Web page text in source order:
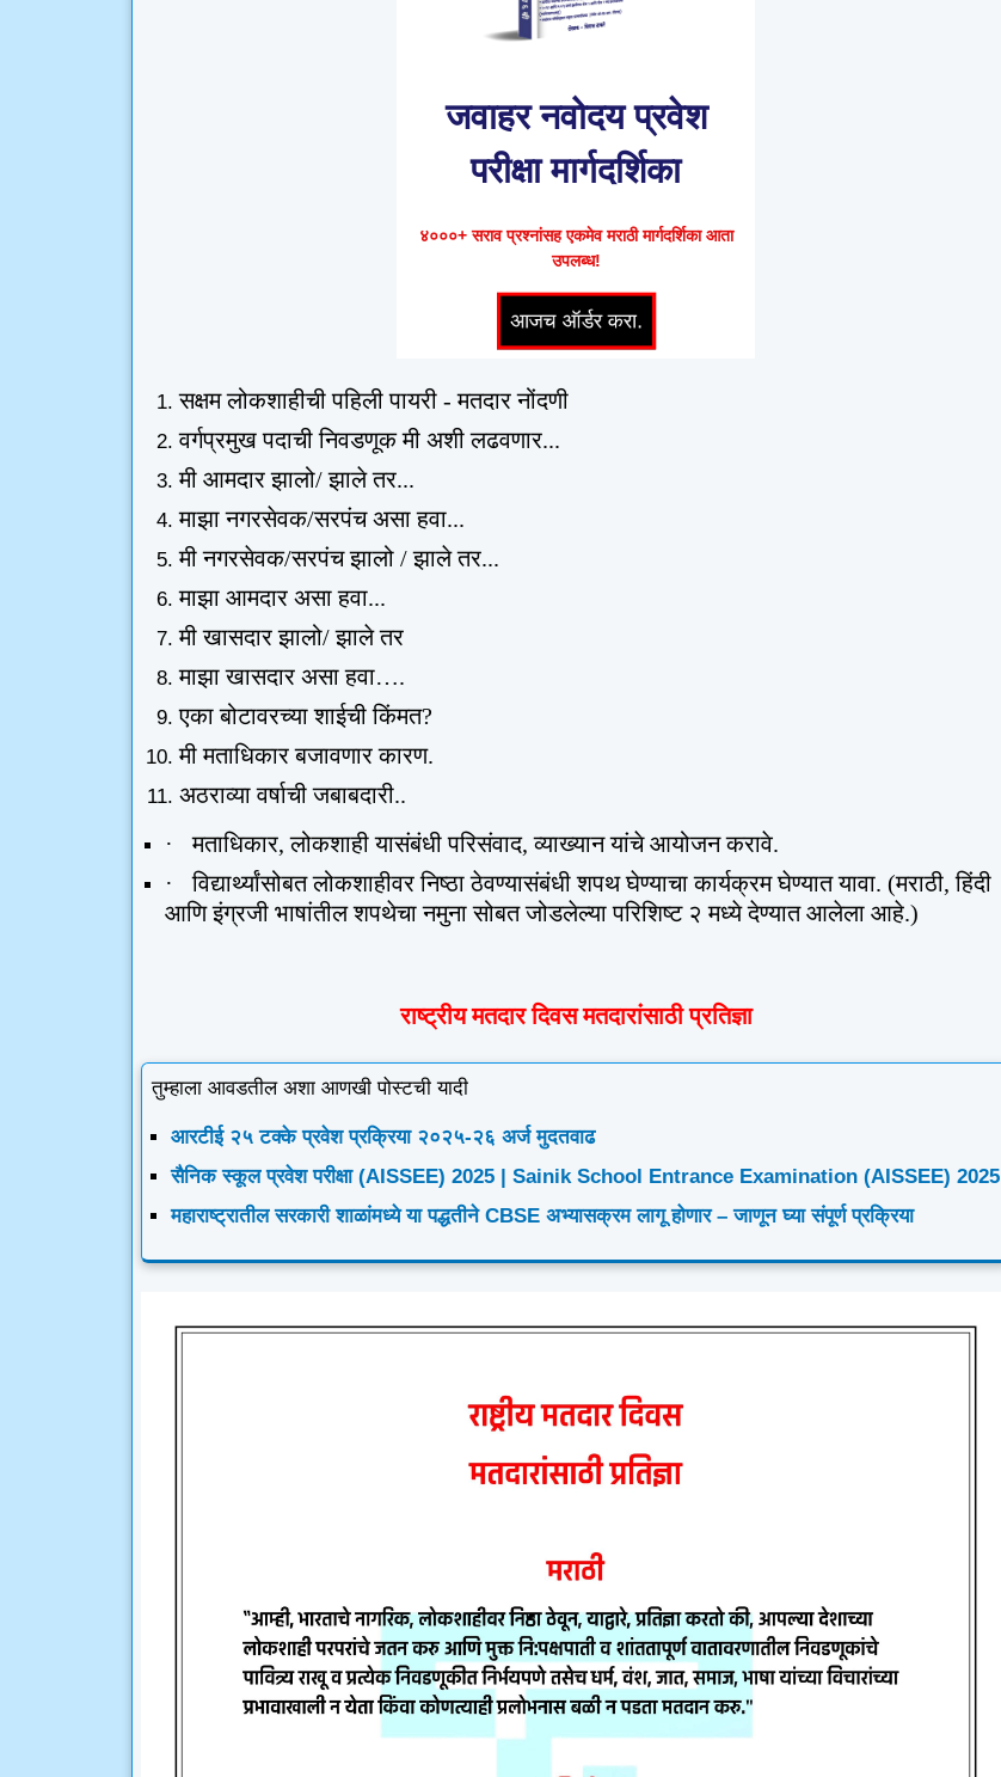
जवाहर नवोदय प्रवेश
परीक्षा मार्गदर्शिका
४०००+ सराव प्रश्नांसह एकमेव मराठी मार्गदर्शिका आता
उपलब्ध!
सक्षम लोकशाहीची पहिली पायरी - मतदार नोंदणी
वर्गप्रमुख पदाची निवडणूक मी अशी लढवणार...
मी आमदार झालो/ झाले तर...
माझा नगरसेवक/सरपंच असा हवा...
मी नगरसेवक/सरपंच झालो / झाले तर...
माझा आमदार असा हवा...
मी खासदार झालो/ झाले तर
माझा खासदार असा हवा….
एका बोटावरच्या शाईची किंमत?
मी मताधिकार बजावणार कारण.
अठराव्या वर्षाची जबाबदारी..
·
मताधिकार,लोकशाही यासंबंधी परिसंवाद,व्याख्यान यांचे आयोजन करावे.
·
विद्यार्थ्यांसोबत लोकशाहीवर निष्ठा ठेवण्यासंबंधी शपथ घेण्याचा कार्यक्रम घेण्यात यावा. (मराठी,हिंदी
आणि इंग्रजी भाषांतील शपथेचा नमुना सोबत जोडलेल्या परिशिष्ट २ मध्ये देण्यात आलेला आहे.)
राष्ट्रीय मतदार दिवसमतदारांसाठी प्रतिज्ञा
तुम्हाला आवडतील अशा आणखी पोस्टची यादी
आरटीई २५ टक्के प्रवेश प्रक्रिया २०२५-२६ अर्ज मुदतवाढ
सैनिक स्कूल प्रवेश परीक्षा (AISSEE) 2025 | Sainik School Entrance Examination (AISSEE) 2025
महाराष्ट्रातील सरकारी शाळांमध्ये या पद्धतीने CBSE अभ्यासक्रम लागू होणार – जाणून घ्या संपूर्ण प्रक्रिया